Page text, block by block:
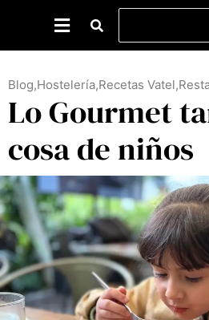
Blog,Hostelería,Recetas Vatel,
Lo Gourmet
cosa de niños